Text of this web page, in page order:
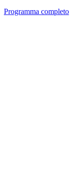
Programma completo